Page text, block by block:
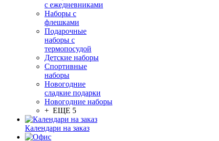
с ежедневниками
Наборы с
флешками
Подарочные
наборы с
термопосудой
Детские наборы
Спортивные
наборы
Новогодние
сладкие подарки
Новогодние наборы
+ ЕЩЕ 5
Календари на заказ